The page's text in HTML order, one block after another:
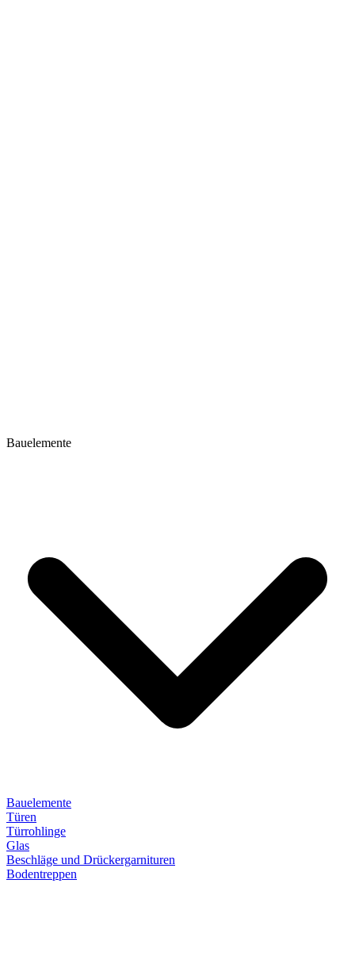
Bauelemente
Bauelemente
Türen
Türrohlinge
Glas
Beschläge und Drückergarnituren
Bodentreppen